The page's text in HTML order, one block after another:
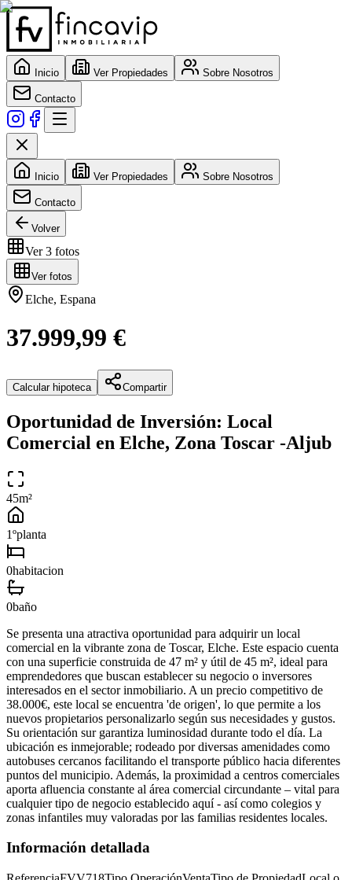
Inicio Ver Propiedades Sobre Nosotros
Contacto
Inicio Ver Propiedades Sobre Nosotros
Contacto
Volver
Ver3 fotos
Ver fotos
Elche, Espana
37.999,99 €
Calcular hipoteca Compartir
Oportunidad de Inversión: Local
Comercial en Elche, Zona Toscar -Aljub
45m²
1ºplanta
0habitacion
0baño
Se presenta una atractiva oportunidad para adquirir un local
comercial en la vibrante zona de Toscar, Elche. Este espacio cuenta
con una superficie construida de 47 m² y útil de 45 m², ideal para
emprendedores que buscan establecer su negocio o inversores
interesados en el sector inmobiliario. A un precio competitivo de
38.000€, este local se encuentra 'de origen', lo que permite a los
nuevos propietarios personalizarlo según sus necesidades y gustos.
Su orientación sur garantiza luminosidad durante todo el día. La
ubicación es inmejorable; rodeado por diversas amenidades como
autobuses cercanos facilitando el transporte público hacia diferentes
puntos del municipio. Además, la proximidad a centros comerciales
aporta afluencia constante al área comercial circundante – vital para
cualquier tipo de negocio establecido aquí - así como colegios y
zonas infantiles muy valoradas por las familias residentes locales.
Información detallada